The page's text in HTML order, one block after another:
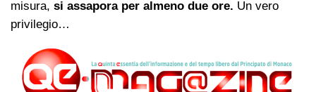
misura, si assapora per almeno due ore. Un vero
privilegio…